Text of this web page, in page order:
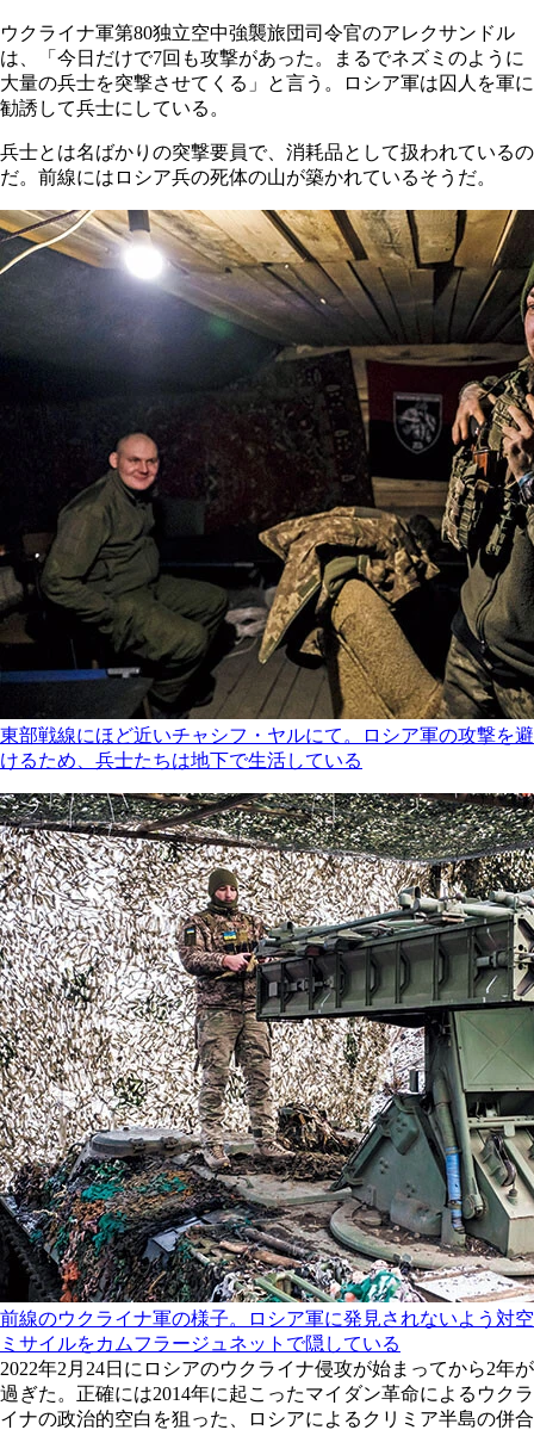
ウクライナ軍第80独立空中強襲旅団司令官のアレクサンドル
は、「今日だけで7回も攻撃があった。まるでネズミのように
大量の兵士を突撃させてくる」と言う。ロシア軍は囚人を軍に
勧誘して兵士にしている。
兵士とは名ばかりの突撃要員で、消耗品として扱われているの
だ。前線にはロシア兵の死体の山が築かれているそうだ。
東部戦線にほど近いチャシフ・ヤルにて。ロシア軍の攻撃を避
けるため、兵士たちは地下で生活している
前線のウクライナ軍の様子。ロシア軍に発見されないよう対空
ミサイルをカムフラージュネットで隠している
2022年2月24日にロシアのウクライナ侵攻が始まってから2年が
過ぎた。正確には2014年に起こったマイダン革命によるウクラ
イナの政治的空白を狙った、ロシアによるクリミア半島の併合